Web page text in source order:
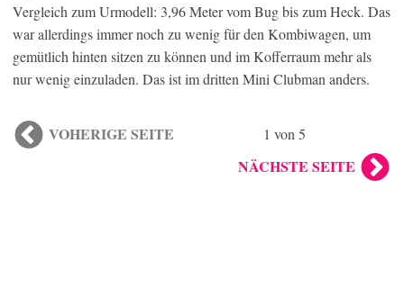
Vergleich zum Urmodell: 3,96 Meter vom Bug bis zum Heck. Das
war allerdings immer noch zu wenig für den Kombiwagen, um
gemütlich hinten sitzen zu können und im Kofferraum mehr als
nur wenig einzuladen. Das ist im dritten Mini Clubman anders.
VOHERIGE SEITE 1 von 5
NÄCHSTE SEITE